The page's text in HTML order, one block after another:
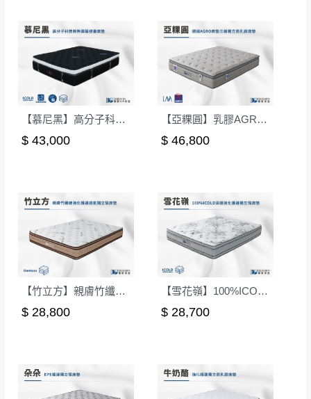
【慕尼黑】高分子科技棉無彈簧健康床墊-單人3.5尺(偏硬)｜德新 VIP 床墊
$ 43,000
【亞粿圓】乳膠AGRO彈簧強化護邊床墊-雙人5尺｜德新床墊
$ 46,800
【竹立方】親膚竹纖維強化護邊透氣獨立筒床墊-雙人5尺｜德新床墊
$ 28,800
【雪花嶺】100%ICOLD涼感強化護邊透氣獨立筒床墊-單人3.5尺｜德新床墊
$ 28,700